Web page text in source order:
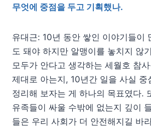
무엇에 중점을 두고 기획했나.
유대근: 10년 동안 쌓인 이야기들이
도 돼야 하지만 알맹이를 놓치지 않
모두가 안다고 생각하는 세월호 참
제대로 아는지, 10년간 일을 사실 중
정리해 보자는 게 하나의 목표였다.
유족들이 싸울 수밖에 없는지 깊이
들은 우리 사회가 더 안전해지길 바